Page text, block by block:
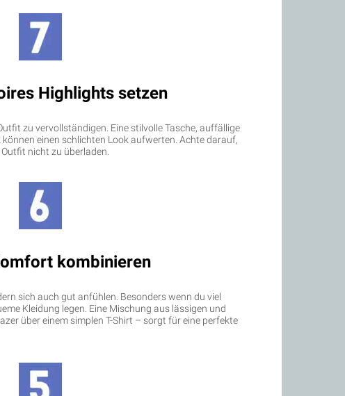
Highlights setzen
zu vervollständigen. Eine stilvolle Tasche, auffällige
einen schlichten Look aufwerten. Achte darauf,
nicht zu überladen.
kombinieren
sich auch gut anfühlen. Besonders wenn du viel
Kleidung legen. Eine Mischung aus lässigen und
über einem simplen T-Shirt – sorgt für eine perfekte